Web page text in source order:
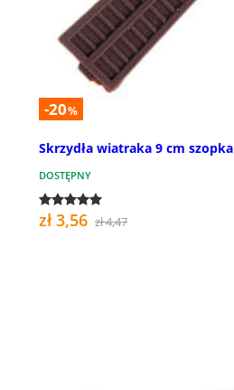
-20%
Skrzydła wiatraka 9 cm szopka
DOSTĘPNY
zł 3,56 zł 4,47